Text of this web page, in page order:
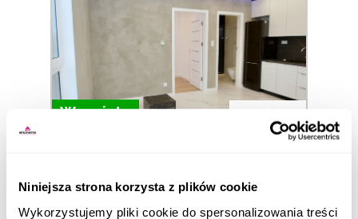
Niniejsza strona korzysta z plików cookie
Wykorzystujemy pliki cookie do spersonalizowania treści
Wynajęte